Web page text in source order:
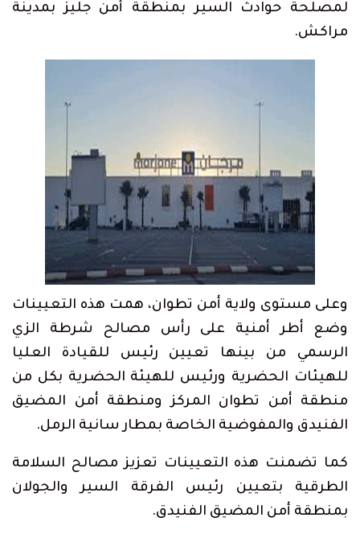
لمصلحة حوادث السير بمنطقة أمن جليز بمدينة
مراكش.
وعلى مستوى ولاية أمن تطوان، همت هذه التعيينات
وضع أطر أمنية على رأس مصالح شرطة الزي
الرسمي من بينها تعيين رئيس للقيادة العليا
للهيئات الحضرية ورئيس للهيئة الحضرية بكل من
منطقة أمن تطوان المركز ومنطقة أمن المضيق
الفنيدق والمفوضية الخاصة بمطار سانية الرمل.
كما تضمنت هذه التعيينات تعزيز مصالح السلامة
الطرقية بتعيين رئيس الفرقة السير والجولان
بمنطقة أمن المضيق الفنيدق.